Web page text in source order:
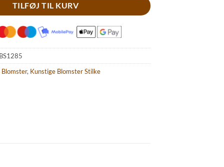
TILFØJ TIL KURV
BS1285
, Kunstige Blomster Stilke